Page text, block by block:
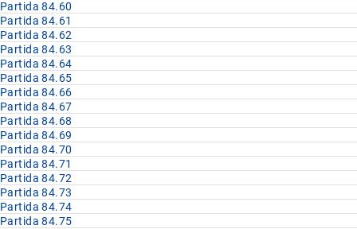
Partida 84.60
Partida 84.61
Partida 84.62
Partida 84.63
Partida 84.64
Partida 84.65
Partida 84.66
Partida 84.67
Partida 84.68
Partida 84.69
Partida 84.70
Partida 84.71
Partida 84.72
Partida 84.73
Partida 84.74
Partida 84.75